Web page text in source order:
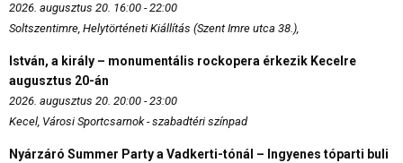
2026. augusztus 20. 16:00 - 22:00
Soltszentimre, Helytörténeti Kiállítás (Szent Imre utca 38.),
István, a király – monumentális rockopera érkezik Kecelre
augusztus 20-án
2026. augusztus 20. 20:00 - 23:00
Kecel, Városi Sportcsarnok - szabadtéri színpad
Nyárzáró Summer Party a Vadkerti-tónál – Ingyenes tóparti buli